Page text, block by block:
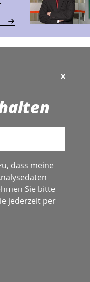
x
dass meine
Sie bitte
jederzeit per